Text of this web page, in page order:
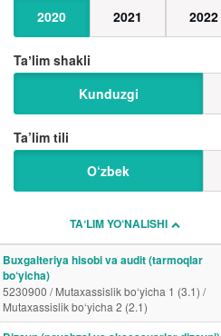
2020
2021 2022
Taʼlim shakli
Kunduzgi
Ta’lim tili
O‘zbek
TAʼLIM YO‘NALISHI
Buxgalteriya hisobi va audit (tarmoqlar
bo‘yicha)
5230900 / Mutaxassislik bo‘yicha 1 (3.1) /
Mutaxassislik bo‘yicha 2 (2.1)